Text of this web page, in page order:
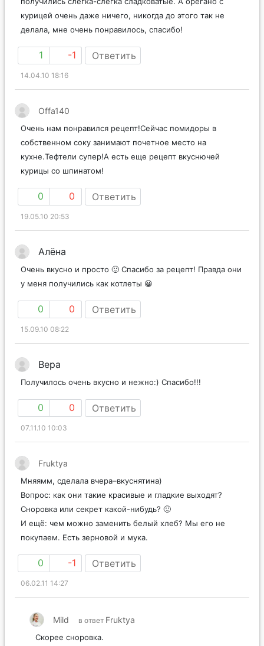
курицей очень даже ничего, никогда до этого так не
делала, мне очень понравилось, спасибо!
1 -1 Ответить
14.04.10 18:16
Offa140
Очень нам понравился рецепт!Сейчас помидоры в
собственном соку занимают почетное место на
кухне.Тефтели супер!А есть еще рецепт вкуснючей
курицы со шпинатом!
0 0 Ответить
19.05.10 20:53
Алёна
Очень вкусно и просто 🙂 Спасибо за рецепт! Правда они
у меня получились как котлеты 😀
0 0 Ответить
15.09.10 08:22
Вера
Получилось очень вкусно и нежно:) Спасибо!!!
0 0 Ответить
07.11.10 10:03
Fruktya
Мняямм, сделала вчера–вкуснятина)
Вопрос: как они такие красивые и гладкие выходят?
Сноровка или секрет какой-нибудь? 🙂
И ещё: чем можно заменить белый хлеб? Мы его не
покупаем. Есть зерновой и мука.
0 -1 Ответить
06.02.11 14:27
Mild в ответ Fruktya
Скорее сноровка.